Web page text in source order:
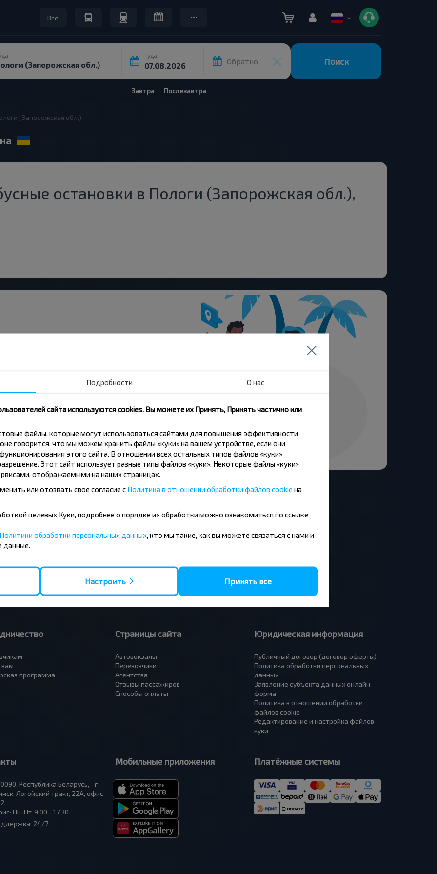
Все
Туда
Обратно Поиск
Завтра Послезавтра
(Запорожская обл.)
остановки в Пологи (Запорожская обл.),
дешевле?
и другие интересные
получение новостей и
Подписаться
направления
Барановичи
Минск
- Минск
Москва - Минск
Минск - Вильнюс
Минск - Варшава
Минск - Москва
Минск - Будапешт
программа
Страницы сайта
Автовокзалы
Перевозчики
Агентства
Отзывы пассажиров
Способы оплаты
Юридическая информация
Публичный договор (договор оферты)
Политика обработки персональных
данных
Заявление субъекта данных онлайн
форма
Политика в отношении обработки
файлов cookie
Редактирование и настройка файлов
куки
Республика Беларусь, г.
Логойский тракт, 22А, офис
Пн-Пт, 9:00 - 17:30
24/7
Мобильные приложения Платёжные системы
Подробности О нас
сайта используются cookies. Вы можете их Принять, Принять частично или
файлы, которые могут использоваться сайтами для повышения эффективности
говорится, что мы можем хранить файлы «куки» на вашем устройстве, если они
этого сайта. В отношении всех остальных типов файлов «куки»
Этот сайт использует разные типы файлов «куки». Некоторые файлы «куки»
отображаемыми на наших страницах.
или отозвать свое согласие с Политика в отношении обработки файлов cookie на
целевых Куки, подробнее о порядке их обработки можно ознакомиться по ссылке
Политики обработки персональных данных , кто мы такие, как вы можете связаться с нами и
данные.
Настроить Принять все